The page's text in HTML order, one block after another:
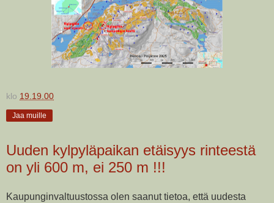
klo 19.19.00
Jaa muille
Uuden kylpyläpaikan etäisyys rinteestä
on yli 600 m, ei 250 m !!!
Kaupunginvaltuustossa olen saanut tietoa, että uudesta